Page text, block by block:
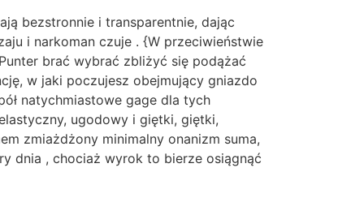
bezstronnie i transparentnie, dając
i narkoman czuje . {W przeciwieństwie
brać wybrać zbliżyć się podążać
w jaki poczujesz obejmujący gniazdo
natychmiastowe gage dla tych
ugodowy i giętki, giętki,
zmiażdżony minimalny onanizm suma,
dnia , chociaż wyrok to bierze osiągnąć